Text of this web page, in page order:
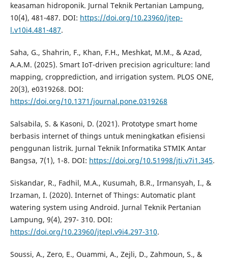
keasaman hidroponik. Jurnal Teknik Pertanian Lampung,
10(4), 481-487. DOI: https://doi.org/10.23960/jtep-
l.v10i4.481-487.
Saha, G., Shahrin, F., Khan, F.H., Meshkat, M.M., & Azad,
A.A.M. (2025). Smart IoT-driven precision agriculture: land
mapping, cropprediction, and irrigation system. PLOS ONE,
20(3), e0319268. DOI:
https://doi.org/10.1371/journal.pone.0319268
Salsabila, S. & Kasoni, D. (2021). Prototype smart home
berbasis internet of things untuk meningkatkan efisiensi
penggunan listrik. Jurnal Teknik Informatika STMIK Antar
Bangsa, 7(1), 1-8. DOI: https://doi.org/10.51998/jti.v7i1.345.
Siskandar, R., Fadhil, M.A., Kusumah, B.R., Irmansyah, I., &
Irzaman, I. (2020). Internet of Things: Automatic plant
watering system using Android. Jurnal Teknik Pertanian
Lampung, 9(4), 297- 310. DOI:
https://doi.org/10.23960/jtepl.v9i4.297-310.
Soussi, A., Zero, E., Ouammi, A., Zejli, D., Zahmoun, S., &